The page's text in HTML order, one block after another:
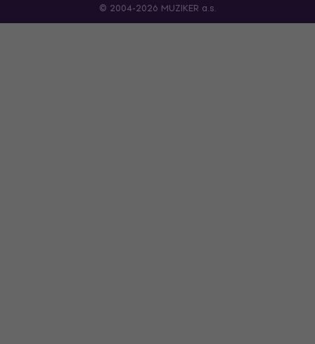
© 2004-2026 MUZIKER a.s.